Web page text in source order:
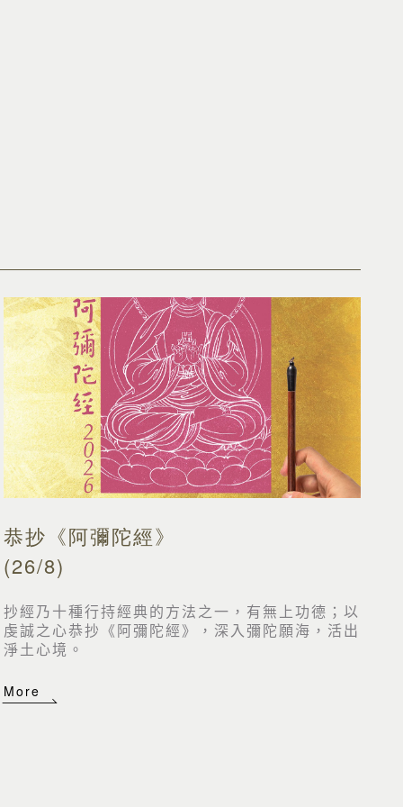
恭抄《阿彌陀經》
(26/8)
抄經乃十種行持經典的方法之一，有無上功德；以
虔誠之心恭抄《阿彌陀經》，深入彌陀願海，活出
淨土心境。
More